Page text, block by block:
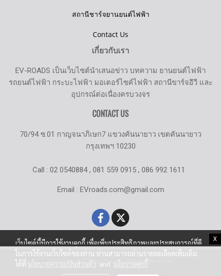
X
สถานีชาร์จยานยนต์ไฟฟ้า
Contact Us
เกี่ยวกับเรา
EV-ROADS เป็นเว็บไซต์นำเสนอข่าว บทความ ยานยนต์ไฟฟ้า
รถยนต์ไฟฟ้า กระบะไฟฟ้า มอเตอร์ไซค์ไฟฟ้า สถานีขาร์จอีวี และ
อุปกรณ์ต่อเนื่องครบวงจร
CONTACT US
70/94 ซ.01 กาญจนาภิเษก7 แขวงคันนายาว เขตคันนายาว
กรุงเทพฯ 10230
Call : 02 0540884 , 081 559 0915 , 086 992 1611
Email : EVroads.com@gmail.com
© Copyright EV-Roads.com All Right Reserved
เว็บไซต์นี้มีการใช้งานคุกกี้ เพื่อเพิ่มประสิทธิภาพและประสบการณ์ที่ดี
ในการใช้งานเว็บไซต์ของท่าน ท่านสามารถอ่านรายละเอียดเพิ่มเติม
ได้ที่ นโยบายความเป็นส่วนตัว and นโยบายคุกกี้